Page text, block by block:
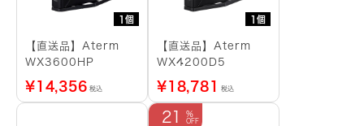
1個
【直送品】Aterm
WX3600HP
¥14,356 税込
1個
【直送品】Aterm
WX4200D5
¥18,781 税込
21